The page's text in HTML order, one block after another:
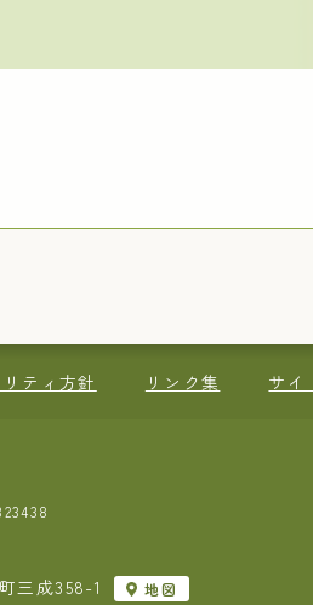
ティ方針 リンク集 サイ
三成358-1 地図